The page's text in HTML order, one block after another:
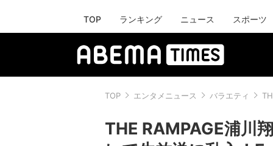
TOP ランキング ニュース スポーツ
TOP エンタメニュース バラエティ
THE RAMPAGE浦川